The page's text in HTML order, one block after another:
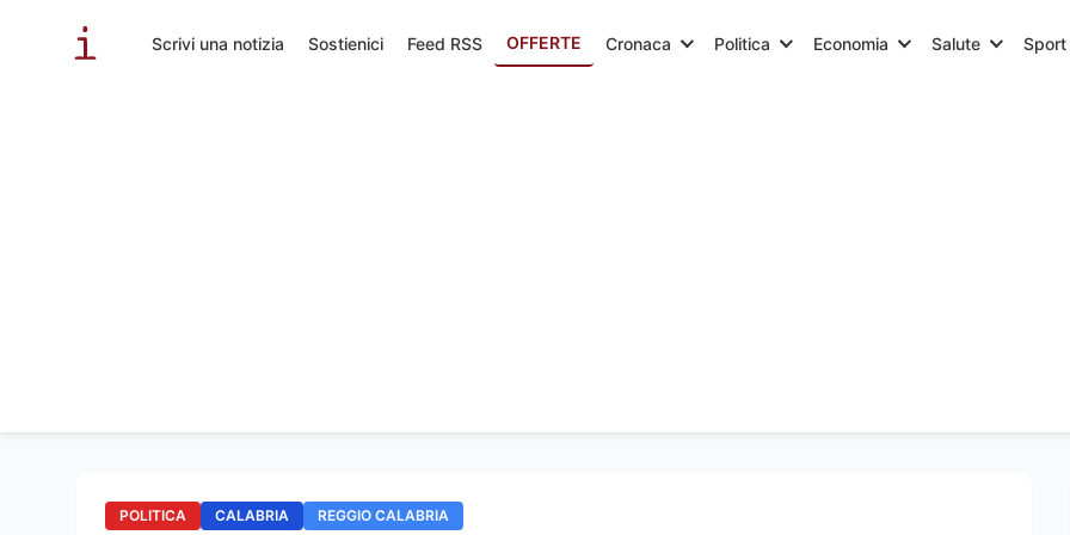
Scrivi una notizia Sostienici Feed RSS OFFERTE Cronaca Politica Economia Salute Sport
POLITICA CALABRIA REGGIO CALABRIA